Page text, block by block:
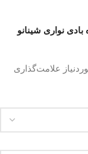
نواری شینانو
علامت‌گذاری